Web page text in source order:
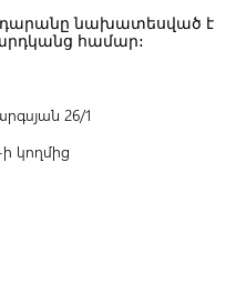
նախատեսված է
համար:
26/1
կողմից